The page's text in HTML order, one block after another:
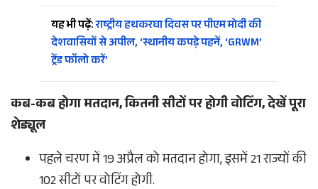
यह भी पढ़ें:राष्ट्रीय हथकरघा दिवस पर पीएम मोदी की
देशवासियों से अपील, ‘स्थानीय कपड़े पहनें, ‘GRWM’
ट्रेंड फॉलो करें’
कब-कब होगा मतदान, कितनी सीटों पर होगी वोटिंग, देखें पूरा
शेड्यूल
पहले चरण में 19 अप्रैल को मतदान होगा, इसमें 21 राज्यों की
102 सीटों पर वोटिंग होगी.